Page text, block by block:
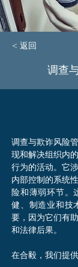
< 返回
调查
调查与欺诈风险
现和解决组织内
行为的活动。它
内部控制的系统
险和薄弱环节。
健、制造业和技
要，因为它们有
和法律后果。
在合毅，我们提